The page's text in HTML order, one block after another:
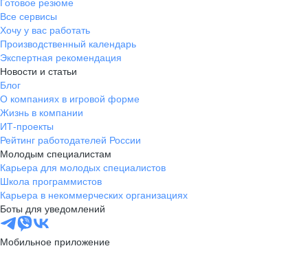
Все сервисы
Хочу у вас работать
Производственный календарь
Экспертная рекомендация
Новости и статьи
Блог
О компаниях в игровой форме
Жизнь в компании
ИТ-проекты
Рейтинг работодателей России
Молодым специалистам
Карьера для молодых специалистов
Школа программистов
Карьера в некоммерческих организациях
Боты для уведомлений
Мобильное приложение